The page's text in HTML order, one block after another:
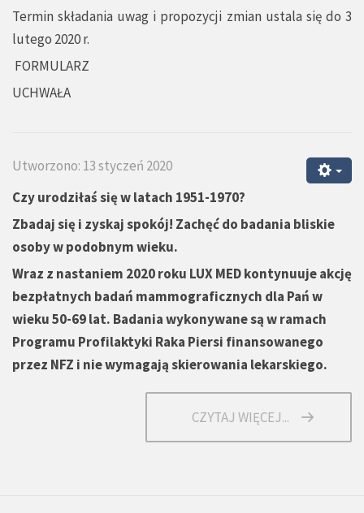
Termin składania uwag i propozycji zmian ustala się do 3
lutego 2020 r.
FORMULARZ
UCHWAŁA
Utworzono: 13 styczeń 2020
Czy urodziłaś się w latach 1951-1970?
Zbadaj się i zyskaj spokój! Zachęć do badania bliskie
osoby w podobnym wieku.
Wraz z nastaniem 2020 roku LUX MED kontynuuje akcję
bezpłatnych badań mammograficznych dla Pań w
wieku 50-69 lat. Badania wykonywane są w ramach
Programu Profilaktyki Raka Piersi finansowanego
przez NFZ i nie wymagają skierowania lekarskiego.
CZYTAJ WIĘCEJ...